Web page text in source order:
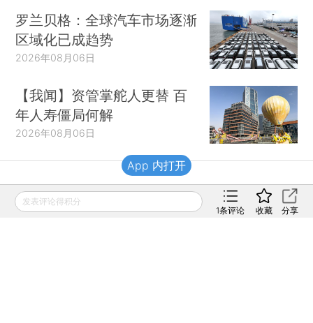
罗兰贝格：全球汽车市场逐渐
区域化已成趋势
2026年08月06日
【我闻】资管掌舵人更替 百
年人寿僵局何解
2026年08月06日
财新移动
发表评论得积分
1条评论 收藏 分享
App 内打开